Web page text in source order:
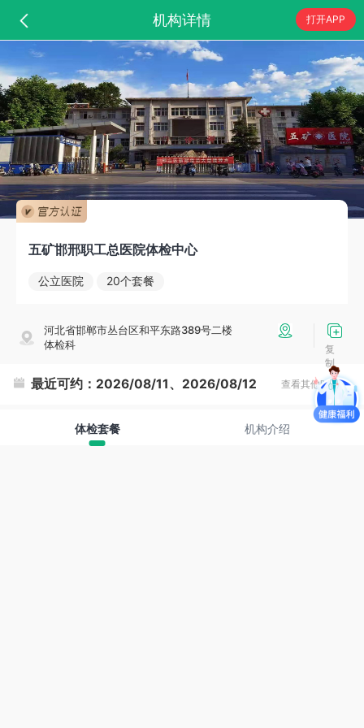
机构详情 打开APP
五矿邯邢职工总医院体检中心
公立医院 20个套餐
河北省邯郸市丛台区和平东路389号二楼
体检科
复
制
最近可约： 2026/08/11、2026/08/12 查看其他时间
体检套餐 机构介绍